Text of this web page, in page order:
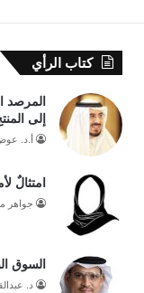
كتاب الرأي
المرصد
إلى
أ.د.
امتثالٌ
جواهر
السوق
د.